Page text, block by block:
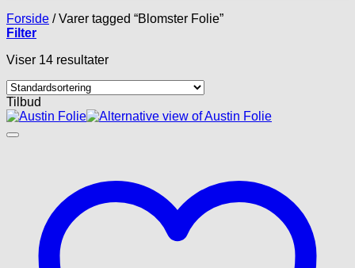
Forside /Varer tagged “Blomster Folie”
Filter
Viser 14 resultater
Tilbud